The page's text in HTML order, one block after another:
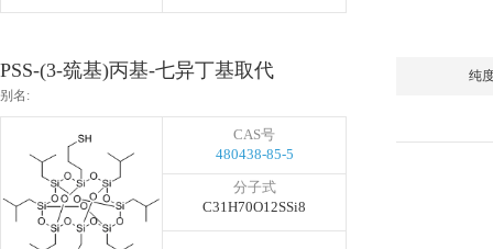
PSS-(3-巯基)丙基-七异丁基取代
别名:
CAS号
480438-85-5
分子式
C31H70O12SSi8
纯